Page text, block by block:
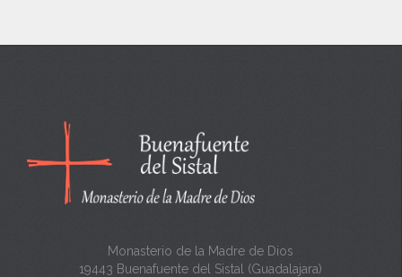
Monasterio de la Madre de Dios
19443 Buenafuente del Sistal (Guadalajara)